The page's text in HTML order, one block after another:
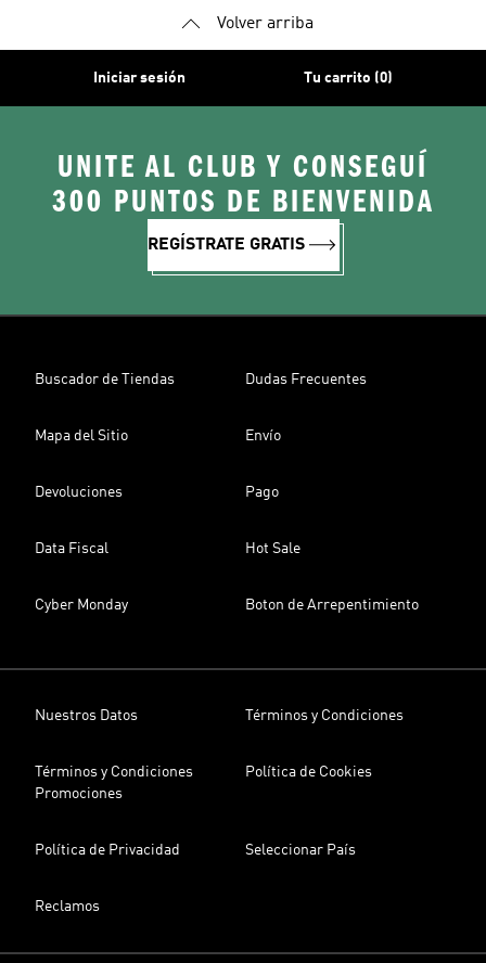
Volver arriba
Iniciar sesión Tu carrito (0)
UNITE AL CLUB Y CONSEGUÍ
300 PUNTOS DE BIENVENIDA
REGÍSTRATE GRATIS
Buscador de Tiendas Dudas Frecuentes
Mapa del Sitio Envío
Devoluciones Pago
Data Fiscal Hot Sale
Cyber Monday Boton de Arrepentimiento
Nuestros Datos Términos y Condiciones
Términos y Condiciones
Promociones
Política de Cookies
Política de Privacidad Seleccionar País
Reclamos